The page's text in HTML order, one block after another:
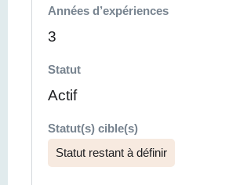
Années d’expériences
3
Statut
Actif
Statut(s) cible(s)
Statut restant à définir